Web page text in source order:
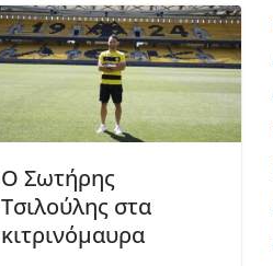
O Σωτήρης
Τσιλούλης στα
κιτρινόμαυρα